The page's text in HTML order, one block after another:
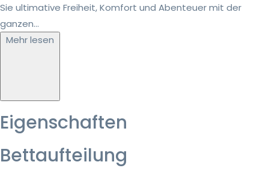
Sie ultimative Freiheit, Komfort und Abenteuer mit der
ganzen...
Mehr lesen
Eigenschaften
Bettaufteilung